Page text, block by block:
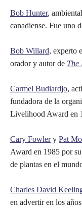
Bob Hunter,
canadiense. Fue uno
Bob Willard, experto
orador y autor de The
Carmel Budiardjo,
fundadora de la
Livelihood Award en
Cary Fowlery Pat
Award en 1985 por
de plantas en el
Charles David
en advertir en los